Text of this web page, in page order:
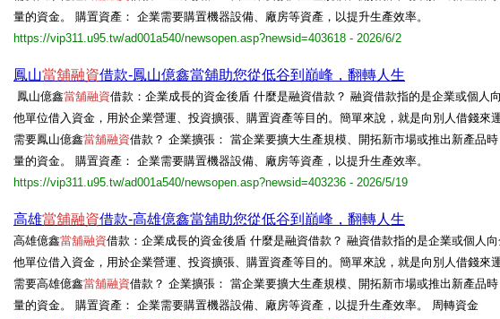
量的資金。 購置資產： 企業需要購置機器設備、廠房等資產，以提升生產效率。
https://vip311.u95.tw/ad001a540/newsopen.asp?newsid=403618 - 2026/6/2
鳳山當舖融資借款-鳳山億鑫當舖助您從低谷到巔峰，翻轉人生
鳳山億鑫當舖融資借款：企業成長的資金後盾 什麼是融資借款？ 融資借款指的是企業或個人
他單位借入資金，用於企業營運、投資擴張、購置資產等目的。簡單來說，就是向別人借錢來
需要鳳山億鑫當舖融資借款？ 企業擴張： 當企業要擴大生產規模、開拓新市場或推出新產品
量的資金。 購置資產： 企業需要購置機器設備、廠房等資產，以提升生產效率。
https://vip311.u95.tw/ad001a540/newsopen.asp?newsid=403236 - 2026/5/19
高雄當舖融資借款-高雄億鑫當舖助您從低谷到巔峰，翻轉人生
高雄億鑫當舖融資借款：企業成長的資金後盾 什麼是融資借款？ 融資借款指的是企業或個人
他單位借入資金，用於企業營運、投資擴張、購置資產等目的。簡單來說，就是向別人借錢來
需要高雄億鑫當舖融資借款？ 企業擴張： 當企業要擴大生產規模、開拓新市場或推出新產品
量的資金。 購置資產： 企業需要購置機器設備、廠房等資產，以提升生產效率。 周轉資金